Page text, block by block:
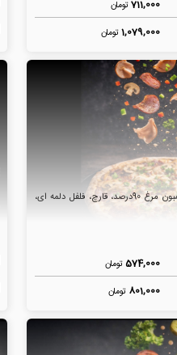
711,000تومان
1,079,000تومان
سس مارینارا، پنیر مطهر، سالامی، ژامبون مرغ 90درصد، قارچ، فلفل دلمه ای،
574,000تومان
801,000 تومان